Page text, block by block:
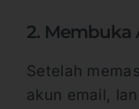
2. Membuka
Setelah
akun email,